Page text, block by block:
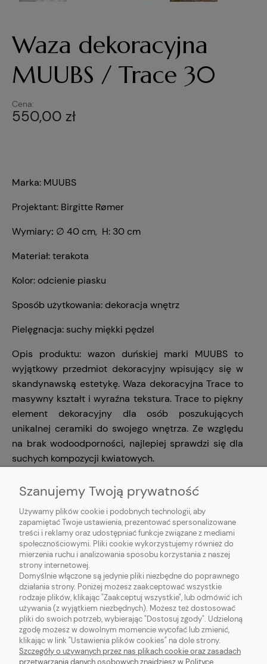
Waza dekoracyjna
MUUBS / Trace 30
Cena:
550,00 zł
Marka: MUUBS
Projektant: Birgitte Rømer
Wymiary: ∅ 40 cm, H: 30 cm
Materiał: terakota
Kolor: odcienie piasku
Sposób użytkowania: dekoracja wnętrz
Pielęgnacja: suchy miękki pędzel
Opis produktu: wazon duńskiej marki MUUBS to
wyjątkowy przedmiot dekoracyjny wpisujący się w
skandynawską estetykę.Waza dekoracyjna Trace to
masywny kształt i wyraźna tekstura. Trace to piękny
element dekoracyjny dla osób poszukujących
unikalnej ceramiki do swojego wnętrza. Ze względu
na brak wodoodporności, najlepiej sprawdzi się dla
suchych kompozycji kwiatowych.
Kraj producenta: Dania
Dostępność: dostępne
Wysyłka: 48 godz.
ADD TO CART
Szanujemy Twoją prywatność
Używamy plików cookie i podobnych technologii, aby
zapamiętać Twoje ustawienia, prezentować spersonalizowane
treści i reklamy oraz udostępniać funkcje związane z mediami
społecznościowymi. Pliki cookie wykorzystujemy również do
mierzenia ruchu i analizowania sposobu korzystania z naszej
strony internetowej.
Domyślnie włączone są jedynie pliki niezbędne do poprawnego
działania strony. Poniżej możesz zaakceptować wszystkie
rodzaje plików, klikając "Zaakceptuj wszystkie", lub odmówić ich
używania (z wyjątkiem niezbędnych). Możesz też dostosować
pliki do swoich potrzeb, wybierając "Dostosuj zgody". Udzieloną
zgodę możesz w dowolnym momencie wycofać lub zmienić,
klikając w link "Ustawienia plików cookies" na dole strony.
Szczegóły o używanych przez nas plikach cookie oraz zasadach
przetwarzania danych osobowych znajdziesz w Polityce